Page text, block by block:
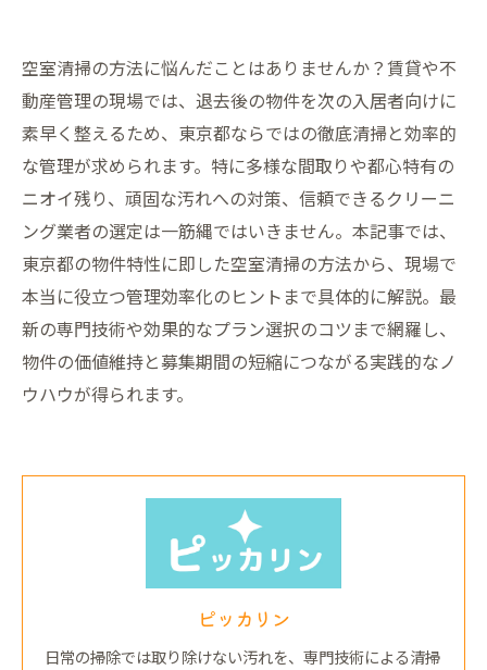
空室清掃の方法に悩んだことはありませんか？賃貸や不
動産管理の現場では、退去後の物件を次の入居者向けに
素早く整えるため、東京都ならではの徹底清掃と効率的
な管理が求められます。特に多様な間取りや都心特有の
ニオイ残り、頑固な汚れへの対策、信頼できるクリーニ
ング業者の選定は一筋縄ではいきません。本記事では、
東京都の物件特性に即した空室清掃の方法から、現場で
本当に役立つ管理効率化のヒントまで具体的に解説。最
新の専門技術や効果的なプラン選択のコツまで網羅し、
物件の価値維持と募集期間の短縮につながる実践的なノ
ウハウが得られます。
ピッカリン
日常の掃除では取り除けない汚れを、専門技術による清掃